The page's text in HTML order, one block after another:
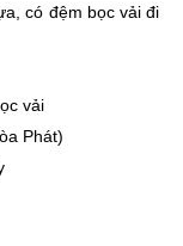
có đệm bọc vải đi
vải
Phát)